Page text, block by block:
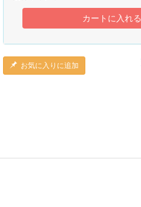
カートに入れる
お気に入りに追加